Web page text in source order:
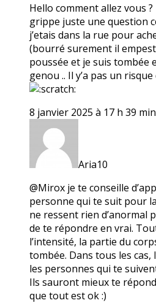
Hello comment allez vous
grippe juste une question
j’etais dans la rue pour
(bourré surement il
poussée et je suis tombée
genou .. Il y’a pas un
8 janvier 2025 à 17 h 39 min
Aria10
@Mirox je te conseille
personne qui te suit pour
ne ressent rien d’anormal
de te répondre en vrai.
l’intensité, la partie du
tombée. Dans tous les
les personnes qui te
Ils sauront mieux te
que tout est ok :)